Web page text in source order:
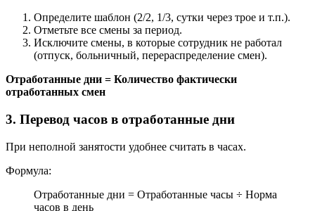
Определите шаблон (2/2, 1/3, сутки через трое и т.п.).
Отметьте все смены за период.
Исключите смены, в которые сотрудник не работал
(отпуск, больничный, перераспределение смен).
Отработанные дни = Количество фактически
отработанных смен
3. Перевод часов в отработанные дни
При неполной занятости удобнее считать в часах.
Формула:
Отработанные дни = Отработанные часы ÷ Норма
часов в день